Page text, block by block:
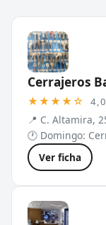
Cerrajeros
★★★★☆
📍 C. Altamira,
🕐 Domingo:
Ver ficha